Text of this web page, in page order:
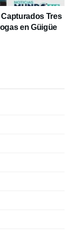
Tres
en Güigüe